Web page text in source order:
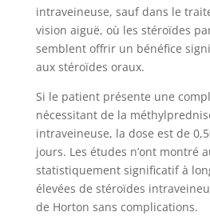
intraveineuse, sauf dans le
vision aiguë, où les stéroïdes
semblent offrir un bénéfice
aux stéroïdes oraux.
Si le patient présente une
nécessitant de la
intraveineuse, la dose est de
jours. Les études n’ont montré
statistiquement significatif à
élevées de stéroïdes
de Horton sans complications.